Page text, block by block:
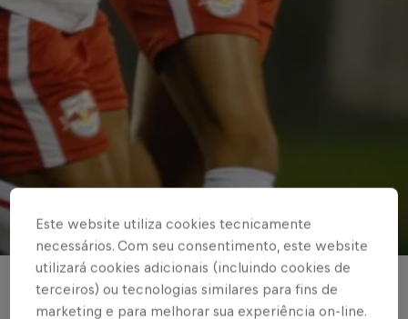
FUTEBOL FEMININO
Este website utiliza cookies tecnicamente
necessários. Com seu consentimento, este website
utilizará cookies adicionais (incluindo cookies de
terceiros) ou tecnologias similares para fins de
marketing e para melhorar sua experiência on-line.